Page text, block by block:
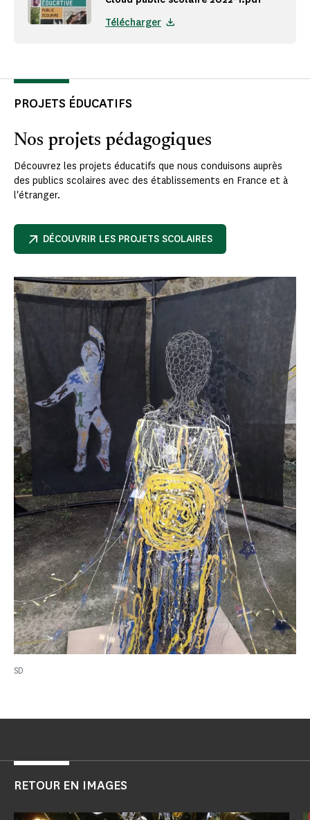
Télécharger
PROJETS ÉDUCATIFS
Nos projets pédagogiques
Découvrez les projets éducatifs que nous conduisons auprès
des publics scolaires avec des établissements en France et à
l'étranger.
DÉCOUVRIR LES PROJETS SCOLAIRES
SD
RETOUR EN IMAGES